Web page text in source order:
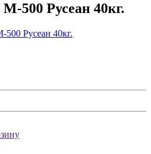
500 Русеан 40кг.